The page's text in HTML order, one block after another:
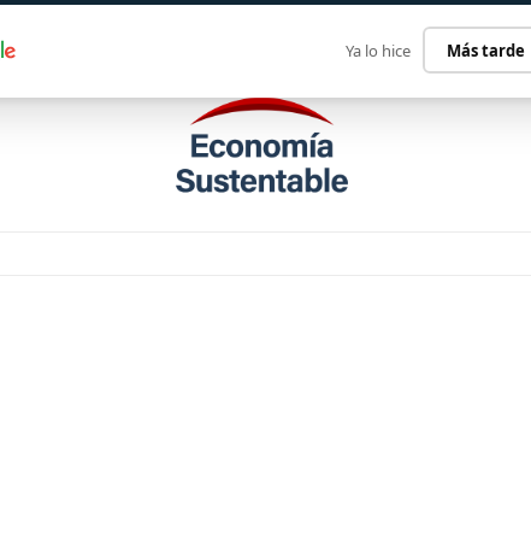
Ya lo hice Más tarde